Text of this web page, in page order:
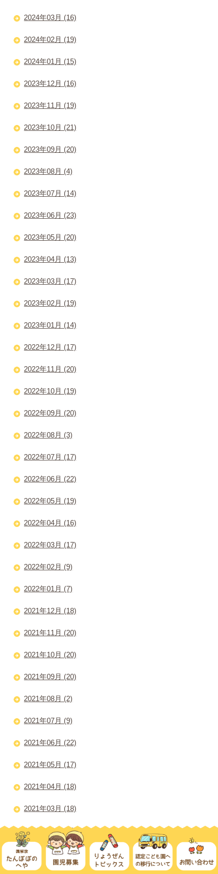
2024年03月 (16)
2024年02月 (19)
2024年01月 (15)
2023年12月 (16)
2023年11月 (19)
2023年10月 (21)
2023年09月 (20)
2023年08月 (4)
2023年07月 (14)
2023年06月 (23)
2023年05月 (20)
2023年04月 (13)
2023年03月 (17)
2023年02月 (19)
2023年01月 (14)
2022年12月 (17)
2022年11月 (20)
2022年10月 (19)
2022年09月 (20)
2022年08月 (3)
2022年07月 (17)
2022年06月 (22)
2022年05月 (19)
2022年04月 (16)
2022年03月 (17)
2022年02月 (9)
2022年01月 (7)
2021年12月 (18)
2021年11月 (20)
2021年10月 (20)
2021年09月 (20)
2021年08月 (2)
2021年07月 (9)
2021年06月 (22)
2021年05月 (17)
2021年04月 (18)
2021年03月 (18)
2021年02月 (18)
2021年01月 (14)